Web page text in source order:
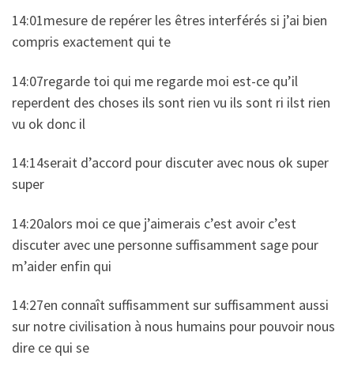
14:01mesure de repérer les êtres interférés si j’ai bien
compris exactement qui te
14:07regarde toi qui me regarde moi est-ce qu’il
reperdent des choses ils sont rien vu ils sont ri ilst rien
vu ok donc il
14:14serait d’accord pour discuter avec nous ok super
super
14:20alors moi ce que j’aimerais c’est avoir c’est
discuter avec une personne suffisamment sage pour
m’aider enfin qui
14:27en connaît suffisamment sur suffisamment aussi
sur notre civilisation à nous humains pour pouvoir nous
dire ce qui se